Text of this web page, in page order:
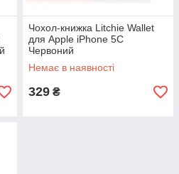
Чохол-книжка Litchie Wallet
для Apple iPhone 5C
Червоний
Немає в наявності
329 ₴